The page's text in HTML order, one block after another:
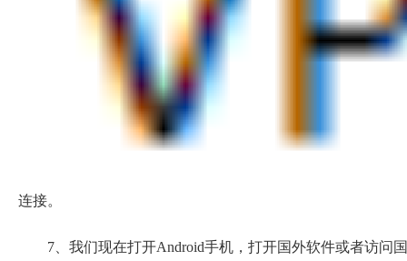
连接。
7、我们现在打开Android手机，打开国外软件或者访问